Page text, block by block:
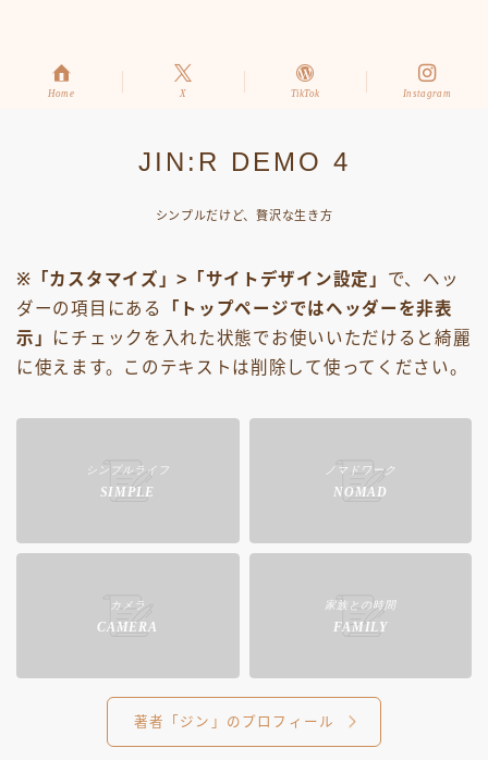
Home X TikTok Instagram
JIN:R DEMO 4
シンプルだけど、贅沢な生き方
※「カスタマイズ」>「サイトデザイン設定」 で、ヘッ
ダーの項目にある
「トップページではヘッダーを非表
示」 にチェックを入れた状態でお使いいただけると綺麗
に使えます。このテキストは削除して使ってください。
シンプルライフ
SIMPLE
ノマドワーク
NOMAD
カメラ
CAMERA
家族との時間
FAMILY
著者「ジン」のプロフィール